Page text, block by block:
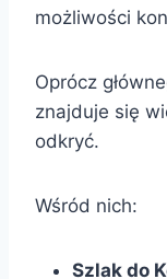
możliwości
Oprócz
znajduje się
odkryć.
Wśród nich:
Szlak do